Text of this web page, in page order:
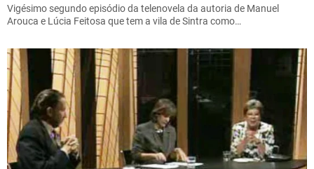
Vigésimo segundo episódio da telenovela da autoria de Manuel
Arouca e Lúcia Feitosa que tem a vila de Sintra como…